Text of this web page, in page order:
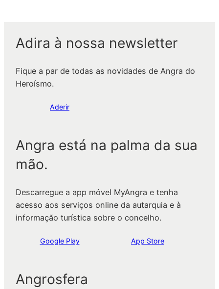
Adira à nossa newsletter
Fique a par de todas as novidades de Angra do
Heroísmo.
Aderir
Angra está na palma da sua
mão.
Descarregue a app móvel MyAngra e tenha
acesso aos serviços online da autarquia e à
informação turística sobre o concelho.
Google Play App Store
Angrosfera